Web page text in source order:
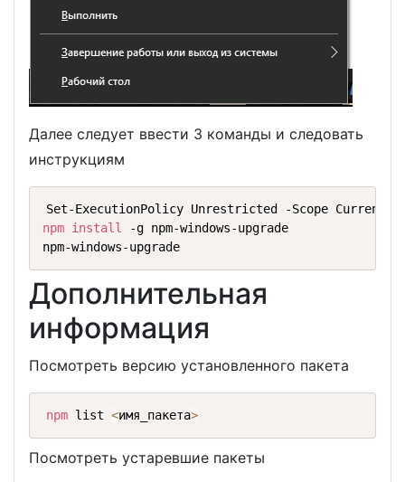
Далее следует ввести 3 команды и следовать
инструкциям
npm install
-g npm-windows-upgrade
npm-windows-upgrade
Дополнительная
информация
Посмотреть версию установленного пакета
npm list <имя_пакета>
Посмотреть устаревшие пакеты